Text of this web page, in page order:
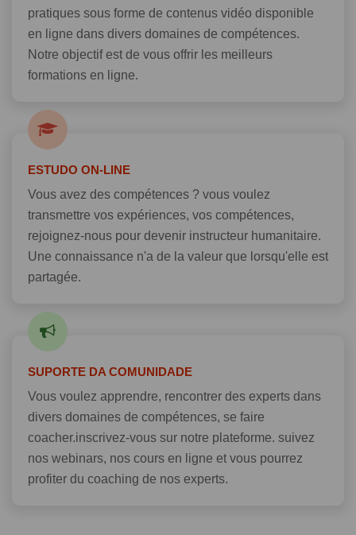
pratiques sous forme de contenus vidéo disponible
en ligne dans divers domaines de compétences.
Notre objectif est de vous offrir les meilleurs
formations en ligne.
ESTUDO ON-LINE
Vous avez des compétences ? vous voulez
transmettre vos expériences, vos compétences,
rejoignez-nous pour devenir instructeur humanitaire.
Une connaissance n'a de la valeur que lorsqu'elle est
partagée.
SUPORTE DA COMUNIDADE
Vous voulez apprendre, rencontrer des experts dans
divers domaines de compétences, se faire
coacher.inscrivez-vous sur notre plateforme. suivez
nos webinars, nos cours en ligne et vous pourrez
profiter du coaching de nos experts.